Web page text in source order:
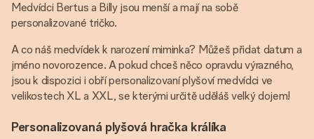
Medvídci Bertus a Billy jsou menší a mají na sobě
personalizované tričko.
A co náš medvídek k narození miminka? Můžeš přidat datum a
jméno novorozence. A pokud chceš něco opravdu výrazného,
jsou k dispozici i obří personalizovaní plyšoví medvídci ve
velikostech XL a XXL, se kterými určitě uděláš velký dojem!
Personalizovaná plyšová hračka králíka